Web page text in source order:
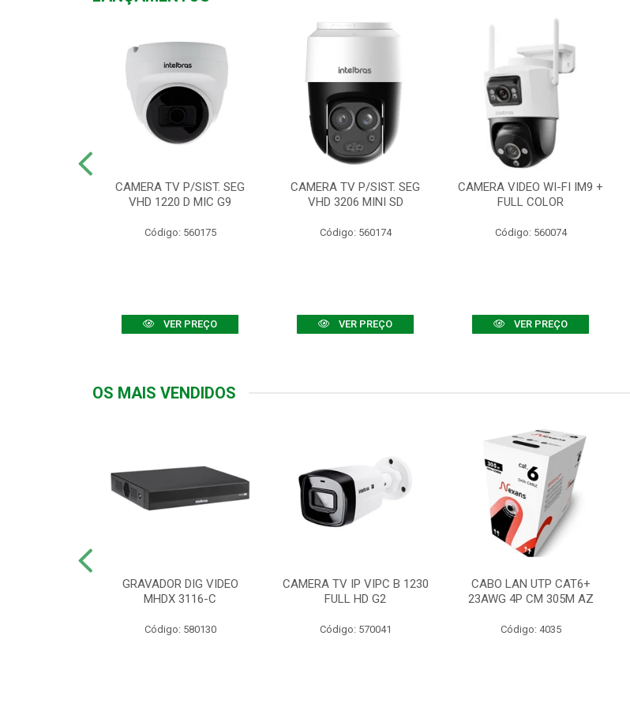
CAMERA TV P/SIST. SEG
VHD 1220 D MIC G9
Código: 560175
VER PREÇO
CAMERA TV P/SIST. SEG
VHD 3206 MINI SD
Código: 560174
VER PREÇO
CAMERA VIDEO WI-FI IM9 +
FULL COLOR
Código: 560074
VER PREÇO
OS MAIS VENDIDOS
GRAVADOR DIG VIDEO
MHDX 3116-C
Código: 580130
CAMERA TV IP VIPC B 1230
FULL HD G2
Código: 570041
CABO LAN UTP CAT6+
23AWG 4P CM 305M AZ
Código: 4035